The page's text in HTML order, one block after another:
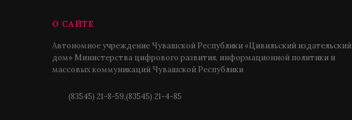
О САЙТЕ
Автономное учреждение Чувашской Республики «Цивильский издательский
дом» Министерства цифрового развития, информационной политики и
массовых коммуникаций Чувашской Республики
(83545) 21-8-59,(83545) 21-4-85